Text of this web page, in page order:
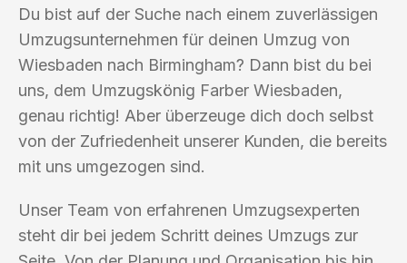
Du bist auf der Suche nach einem zuverlässigen
Umzugsunternehmen für deinen Umzug von
Wiesbaden nach Birmingham? Dann bist du bei
uns, dem Umzugskönig Farber Wiesbaden,
genau richtig! Aber überzeuge dich doch selbst
von der Zufriedenheit unserer Kunden, die bereits
mit uns umgezogen sind.
Unser Team von erfahrenen Umzugsexperten
steht dir bei jedem Schritt deines Umzugs zur